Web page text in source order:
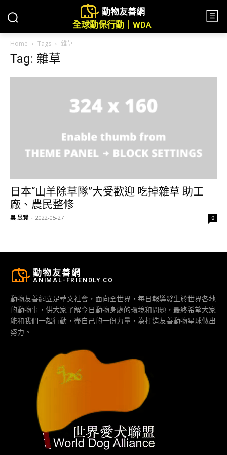
動物友善網
全球動保行動｜WDA
Home Tags 雜草
Tag: 雜草
日本“山羊除草隊”大受歡迎 吃掉雜草 助工
廠、農民整修
吳 昱賢 - 2022-05-27 0
動物友善網
ANIMAL-FRIENDLY.CO
動物友善網立足華文社會，面向全世界，每日報導發生於世界各地
的動物事，供大家了解今日動物身處的環境和問題，最終希望大家
能和我們一起行動，盡自己的一份力量，為打造友善動物星球做出
努力。